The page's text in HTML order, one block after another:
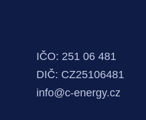
IČO: 251 06 481
DIČ: CZ25106481
info@c-energy.cz